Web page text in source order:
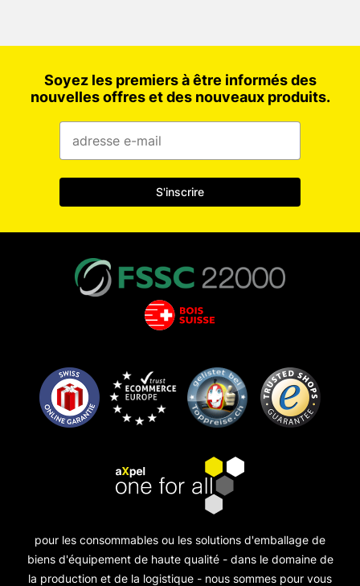
Soyez les premiers à être informés des
nouvelles offres et des nouveaux produits.
S'inscrire
pour les consommables ou les solutions d'emballage de
biens d'équipement de haute qualité - dans le domaine de
la production et de la logistique - nous sommes pour vous